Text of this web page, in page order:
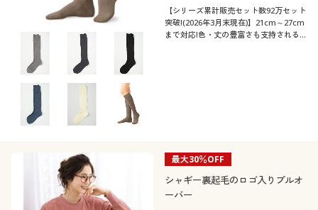
【シリーズ累計販売セット数92万セット
突破!(2026年3月末現在)】21cm～27cm
まで対応!色・丈の豊富さも支持される
最大30％OFF
シャギー裏起毛のロゴ入りプルオ
ーバー